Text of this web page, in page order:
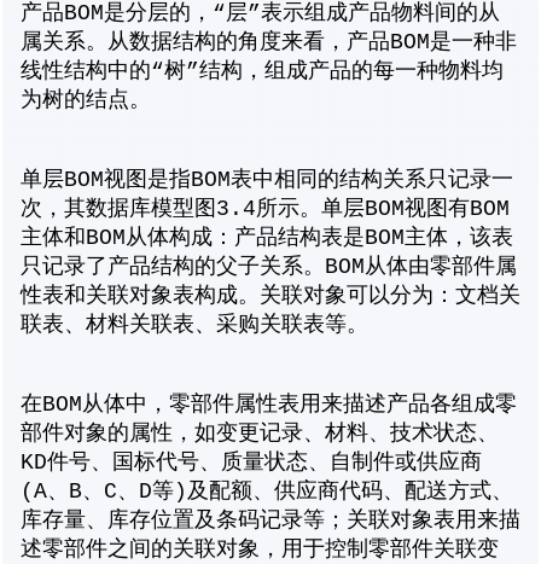
产品BOM是分层的，“层”表示组成产品物料间的从
属关系。从数据结构的角度来看，产品BOM是一种非
线性结构中的“树”结构，组成产品的每一种物料均
为树的结点。
单层BOM视图是指BOM表中相同的结构关系只记录一
次，其数据库模型图3.4所示。单层BOM视图有BOM
主体和BOM从体构成：产品结构表是BOM主体，该表
只记录了产品结构的父子关系。BOM从体由零部件属
性表和关联对象表构成。关联对象可以分为：文档关
联表、材料关联表、采购关联表等。
在BOM从体中，零部件属性表用来描述产品各组成零
部件对象的属性，如变更记录、材料、技术状态、
KD件号、国标代号、质量状态、自制件或供应商
(A、B、C、D等)及配额、供应商代码、配送方式、
库存量、库存位置及条码记录等；关联对象表用来描
述零部件之间的关联对象，用于控制零部件关联变